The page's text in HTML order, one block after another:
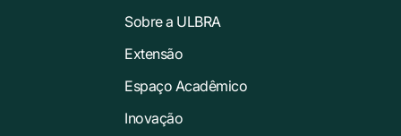
Sobre a ULBRA
Extensão
Espaço Acadêmico
Inovação